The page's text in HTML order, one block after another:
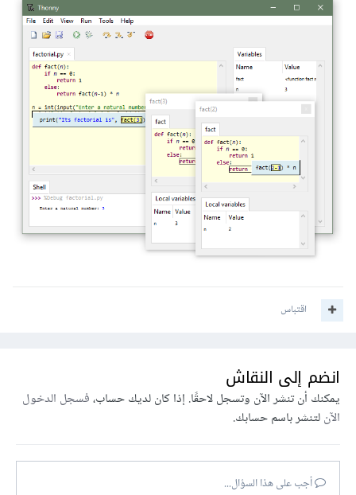
اقتباس
انضم إلى النقاش
يمكنك أن تنشر الآن وتسجل لاحقًا. إذا كان لديك حساب،فسجل الدخول
الآنلتنشر باسم حسابك.
أجب على هذا السؤال...